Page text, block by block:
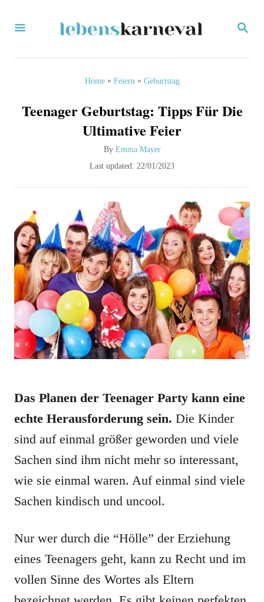
S
Home» Feiern » Geburtstag
Teenager Geburtstag: Tipps Für Die
Ultimative Feier
By A
u
h
o
r
Emma Mayer
P
d
o
n
Last updated: 22/01/2023
Das Planen der Teenager Party kann eine
echte Herausforderung sein. Die Kinder
sind auf einmal größer geworden und viele
Sachen sind ihm nicht mehr so interessant,
wie sie einmal waren. Auf einmal sind viele
Sachen kindisch und uncool.
Nur wer durch die “Hölle” der Erziehung
eines Teenagers geht, kann zu Recht und im
vollen Sinne des Wortes als Eltern